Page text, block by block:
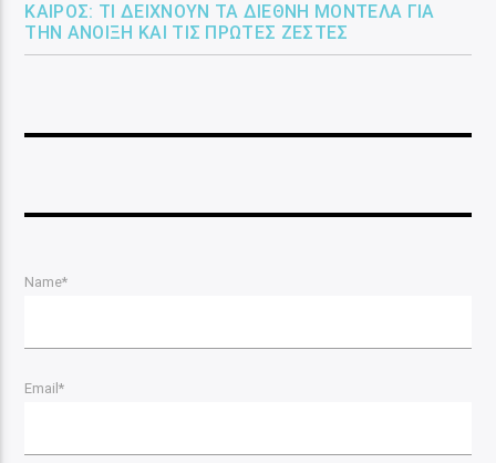
ΚΑΙΡΌΣ: ΤΙ ΔΕΊΧΝΟΥΝ ΤΑ ΔΙΕΘΝΉ ΜΟΝΤΈΛΑ ΓΙΑ
ΤΗΝ ΆΝΟΙΞΗ ΚΑΙ ΤΙΣ ΠΡΏΤΕΣ ΖΈΣΤΕΣ
Name*
Email*